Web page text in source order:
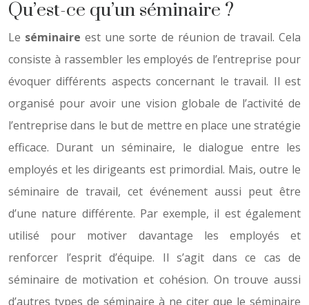
Qu’est-ce qu’un séminaire ?
Le séminaire est une sorte de réunion de travail. Cela
consiste à rassembler les employés de l’entreprise pour
évoquer différents aspects concernant le travail. Il est
organisé pour avoir une vision globale de l’activité de
l’entreprise dans le but de mettre en place une stratégie
efficace. Durant un séminaire, le dialogue entre les
employés et les dirigeants est primordial. Mais, outre le
séminaire de travail, cet événement aussi peut être
d’une nature différente. Par exemple, il est également
utilisé pour motiver davantage les employés et
renforcer l’esprit d’équipe. Il s’agit dans ce cas de
séminaire de motivation et cohésion. On trouve aussi
d’autres types de séminaire à ne citer que le séminaire